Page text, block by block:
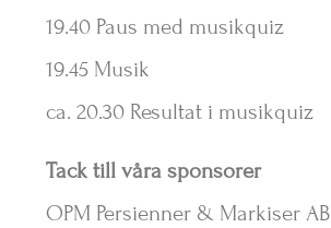
19.40 Paus med musikquiz
19.45 Musik
ca. 20.30 Resultat i musikquiz
Tack till våra sponsorer
OPM Persienner & Markiser AB